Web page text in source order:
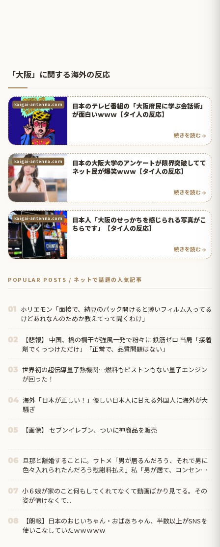
「大阪」に関する海外の反応
kaigai-antenna.com
日本のテレビ番組の「大阪府民に学ぶ会話術」
が面白いｗｗｗ【タイ人の反応】
続きを読む
kaigai-antenna.com
日本の大阪大学のアンケートが限界突破してて
ネット民が爆笑ｗｗｗ【タイ人の反応】
続きを読む
kaigai-antenna.com
日本人「大阪のせっかちを感じられる写真がこ
ちらです」【タイ人の反応】
続きを読む
POPULAR POSTS / ネットで話題の人気記事
01 ホリエモン「面接で、納豆のパック開けると薄いフィルム入ってる
けどあれなんのためか教えてって聞くわけ」
02
【悲報】 中国、橋の欄干が強風一発で粉々に 鉄筋ゼロ 当局「接着
剤でくっつけただけ」「正常で、品質問題はない」
03 世界初の超伝導量子熱機関…燃料もピストンもない量子エンジン
が回った！
04 海外「日本が正しい！」優しい日本人に甘える外国人に海外が大
騒ぎ
05 【画像】 セブンイレブン、ついに神商品を販売
06 旦那と離婚することに。ウトメ「男が居るんだろう、それで男に
色々入れられたんだろう慰謝料払え」私「男が居て、コンセント
07 小６娘が家のこと何もしてくれてなくて動画ばかり見てる。その
姿が情けなくて...
08
【朗報】日本のおじいちゃん・おばあちゃん、半数以上がSNSを
使いこなしていたｗｗｗｗｗ